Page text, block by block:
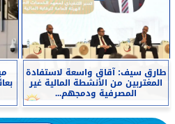
طارق سيف: آقاق واسعة لاستفادة
المغتربين من الأنشطة المالية غير
المصرفية ودمجهم...